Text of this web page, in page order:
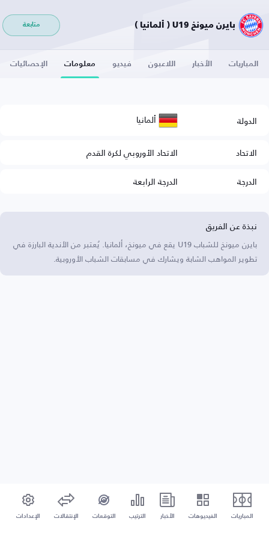
بايرن ميونخ U19 ( ألمانيا ) متابعة
المباريات الأخبار اللاعبون فيديو معلومات الإحصائيات
الدولة ألمانيا
الاتحاد
الاتحاد الأوروبي لكرة القدم
الدرجة
الدرجة الرابعة
نبذة عن الفريق
بايرن ميونخ للشباب U19 يقع في ميونخ، ألمانيا. يُعتبر من الأندية البارزة في
تطوير المواهب الشابة ويشارك في مسابقات الشباب الأوروبية.
المباريات الفيديوهات الأخبار الترتيب التوقعات الإنتقالات الإعدادات